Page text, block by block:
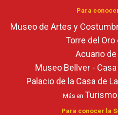
Para
Museo de Artes y
Torre del Oro
Acuario
Museo Bellver -
Palacio de la Casa de
Más en
Para conocer la